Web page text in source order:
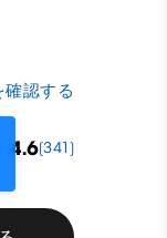
認する
4.6(341)